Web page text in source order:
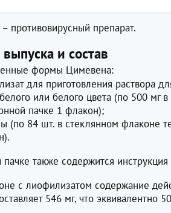
противовирусный препарат.
и состав
формы Цимевена:
для приготовления раствора
или белого цвета (по 500
пачке 1 флакон);
(по 84 шт. в стеклянном флаконе
также содержится
с лиофилизатом содержание
546 мг, что эквивалентно